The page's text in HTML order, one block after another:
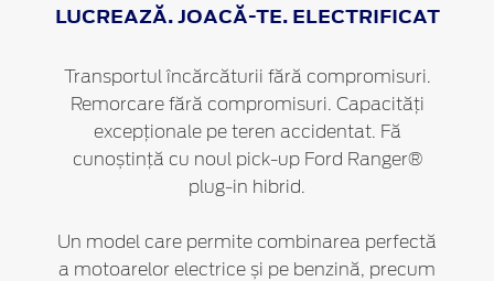
LUCREAZĂ. JOACĂ-TE. ELECTRIFICAT
Transportul încărcăturii fără compromisuri.
Remorcare fără compromisuri. Capacități
excepționale pe teren accidentat. Fă
cunoștință cu noul pick-up Ford Ranger®
plug-in hibrid.
Un model care permite combinarea perfectă
a motoarelor electrice și pe benzină, precum